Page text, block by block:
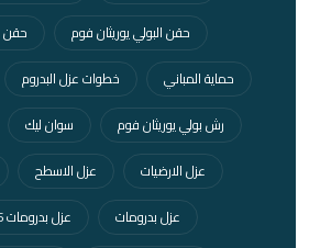
حقن البولي يوريثان فوم
حقن
حماية المباني
خطوات عزل البدروم
رش بولي يوريثان فوم
سوان ليك
عزل الارضيات
عزل الاسطح
عزل بدرومات
عزل بدرومات 6 أكتوبر